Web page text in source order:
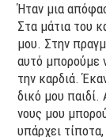
Ήταν μια
Στα μάτια του
μου. Στην
αυτό μπορούμε
την καρδιά.
δικό μου
νους μου
υπάρχει